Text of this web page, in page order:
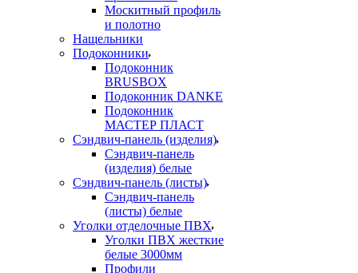
Москитный профиль
и полотно
Нащельники
Подоконники
Подоконник
BRUSBOX
Подоконник DANKE
Подоконник
МАСТЕР ПЛАСТ
Сэндвич-панель (изделия)
Сэндвич-панель
(изделия) белые
Сэндвич-панель (листы)
Сэндвич-панель
(листы) белые
Уголки отделочные ПВХ
Уголки ПВХ жесткие
белые 3000мм
Профили